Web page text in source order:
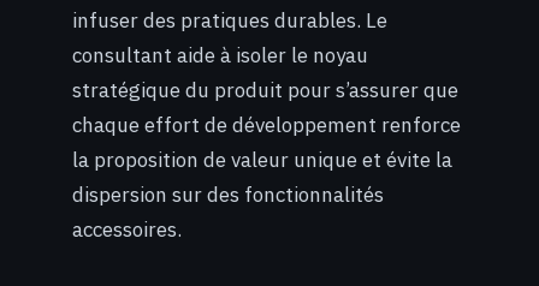
infuser des pratiques durables. Le
consultant aide à isoler le noyau
stratégique du produit pour s’assurer que
chaque effort de développement renforce
la proposition de valeur unique et évite la
dispersion sur des fonctionnalités
accessoires.